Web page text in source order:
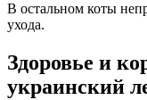
В остальном коты
ухода.
Здоровье и
украинский